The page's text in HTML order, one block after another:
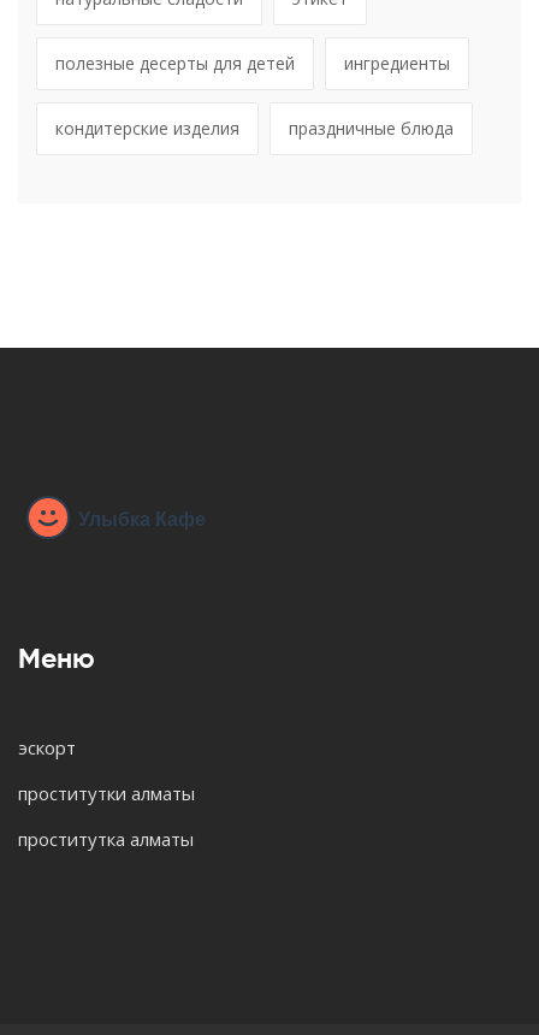
полезные десерты для детей ингредиенты
кондитерские изделия праздничные блюда
Меню
эскорт
проститутки алматы
проститутка алматы